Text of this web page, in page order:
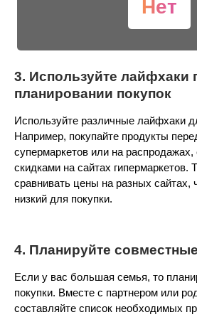
Нет
3. Используйте лайфхаки
планировании покупок
Используйте различные лайфхаки
Например, покупайте продукты
супермаркетов или на
скидками на сайтах гипермаркетов.
сравнивать цены на разных
низкий для покупки.
4. Планируйте
Если у вас большая семья, то
покупки. Вместе с партнером или
составляйте список необходимых